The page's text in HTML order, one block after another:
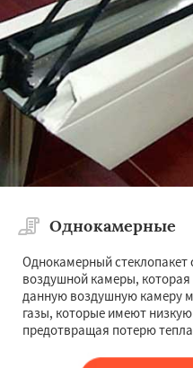
Однокамерные
Однокамерный стеклопакет
воздушной камеры,
данную воздушную камеру
газы, которые имеют
предотвращая потерю